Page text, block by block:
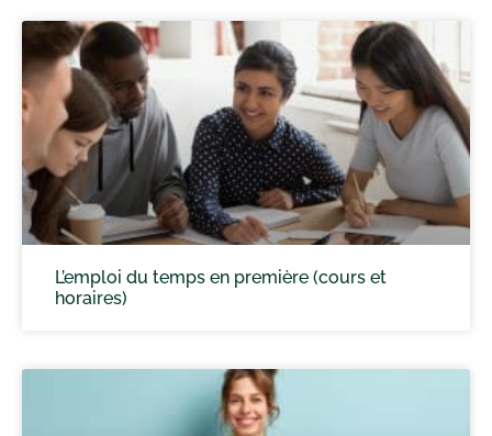
L’emploi du temps en première (cours et
horaires)